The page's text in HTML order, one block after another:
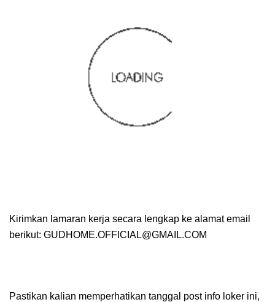
Kirimkan lamaran kerja secara lengkap ke alamat email
berikut: GUDHOME.OFFICIAL@GMAIL.COM
Pastikan kalian memperhatikan tanggal post info loker ini,